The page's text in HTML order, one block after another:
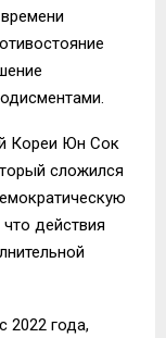
Кореи Юн Сок
сложился
действия
2022 года,